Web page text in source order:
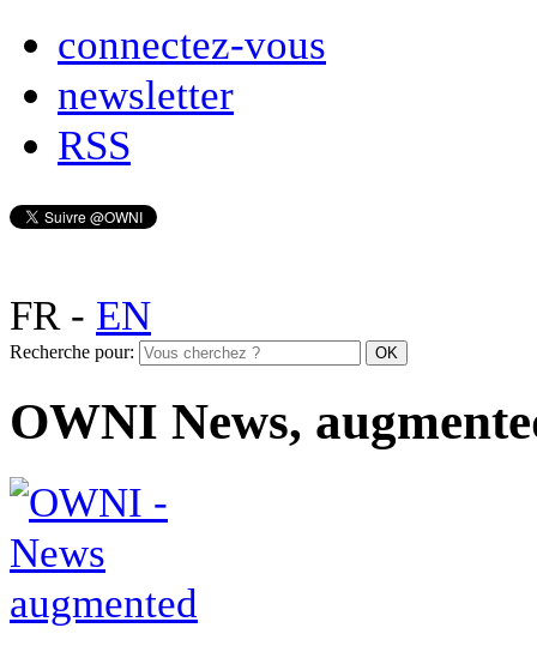
connectez-vous
newsletter
RSS
FR- EN
Recherche pour:
OWNI News,